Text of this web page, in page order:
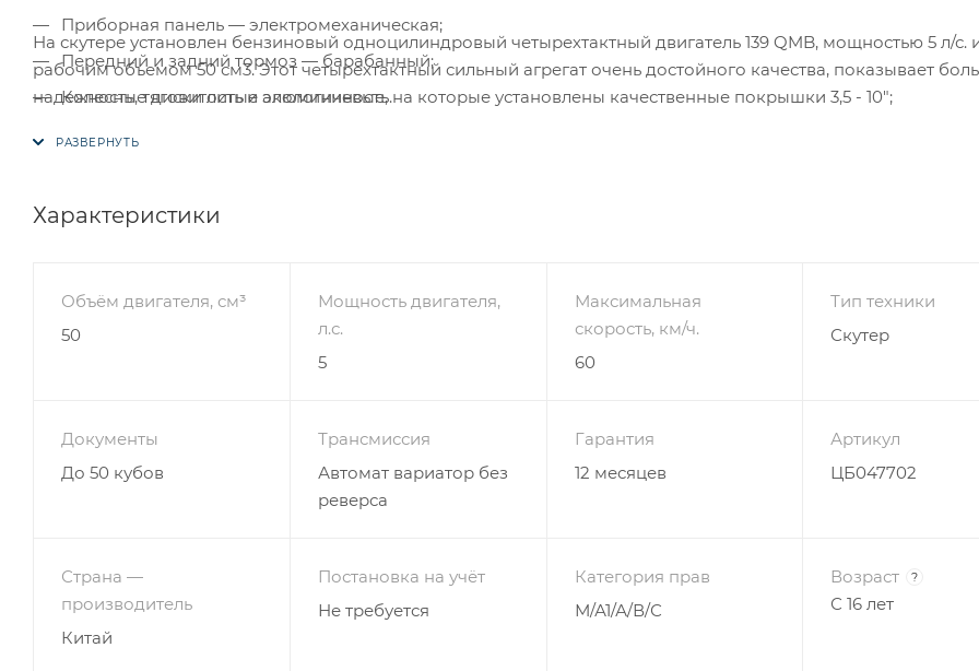
На скутере установлен бензиновый одноцилиндровый четырехтактный двигатель 139 QMB, мощностью 5 л/с.
рабочим объемом 50 см3. Этот четырехтактный сильный агрегат очень достойного качества, показывает
надежность, тяговитость и экологичность.
Скутер оборудован вариатором и не нуждаются в каких-либо манипуляциях с переключением скоростей.
Особенности:
Приборная панель — электромеханическая;
Передний и задний тормоз — барабанный;
Колесные диски литые алюминиевые, на которые установлены качественные покрышки 3,5 - 10";
Зеркала заднего вида;
Характеристики
Объём двигателя, см³
50
Мощность двигателя,
л.с.
5
Максимальная
скорость, км/ч.
60
Тип техники
Скутер
Документы
До 50 кубов
Трансмиссия
Автомат вариатор без
реверса
Гарантия
12 месяцев
Артикул
ЦБ047702
Страна —
производитель
Китай
Постановка на учёт
Не требуется
Категория прав
М/А1/А/В/С
Возраст ?
С 16 лет